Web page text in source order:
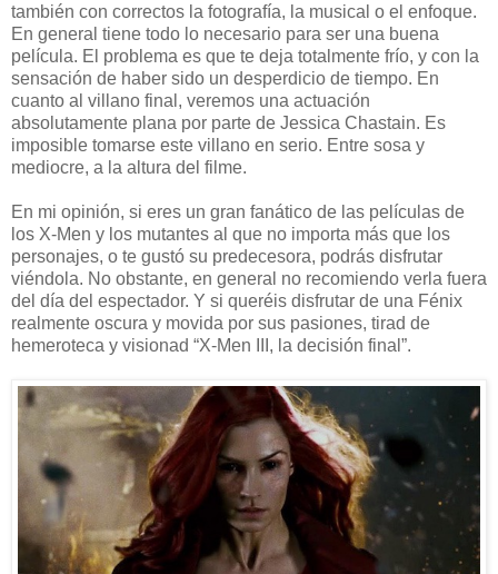
también con correctos la fotografía, la musical o el enfoque.
En general tiene todo lo necesario para ser una buena
película. El problema es que te deja totalmente frío, y con la
sensación de haber sido un desperdicio de tiempo. En
cuanto al villano final, veremos una actuación
absolutamente plana por parte de Jessica Chastain. Es
imposible tomarse este villano en serio. Entre sosa y
mediocre, a la altura del filme.
En mi opinión, si eres un gran fanático de las películas de
los X-Men y los mutantes al que no importa más que los
personajes, o te gustó su predecesora, podrás disfrutar
viéndola. No obstante, en general no recomiendo verla fuera
del día del espectador. Y si queréis disfrutar de una Fénix
realmente oscura y movida por sus pasiones, tirad de
hemeroteca y visionad “X-Men III, la decisión final”.